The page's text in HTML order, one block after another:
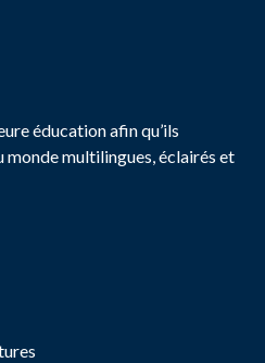
éducation afin qu’ils
monde multilingues, éclairés et